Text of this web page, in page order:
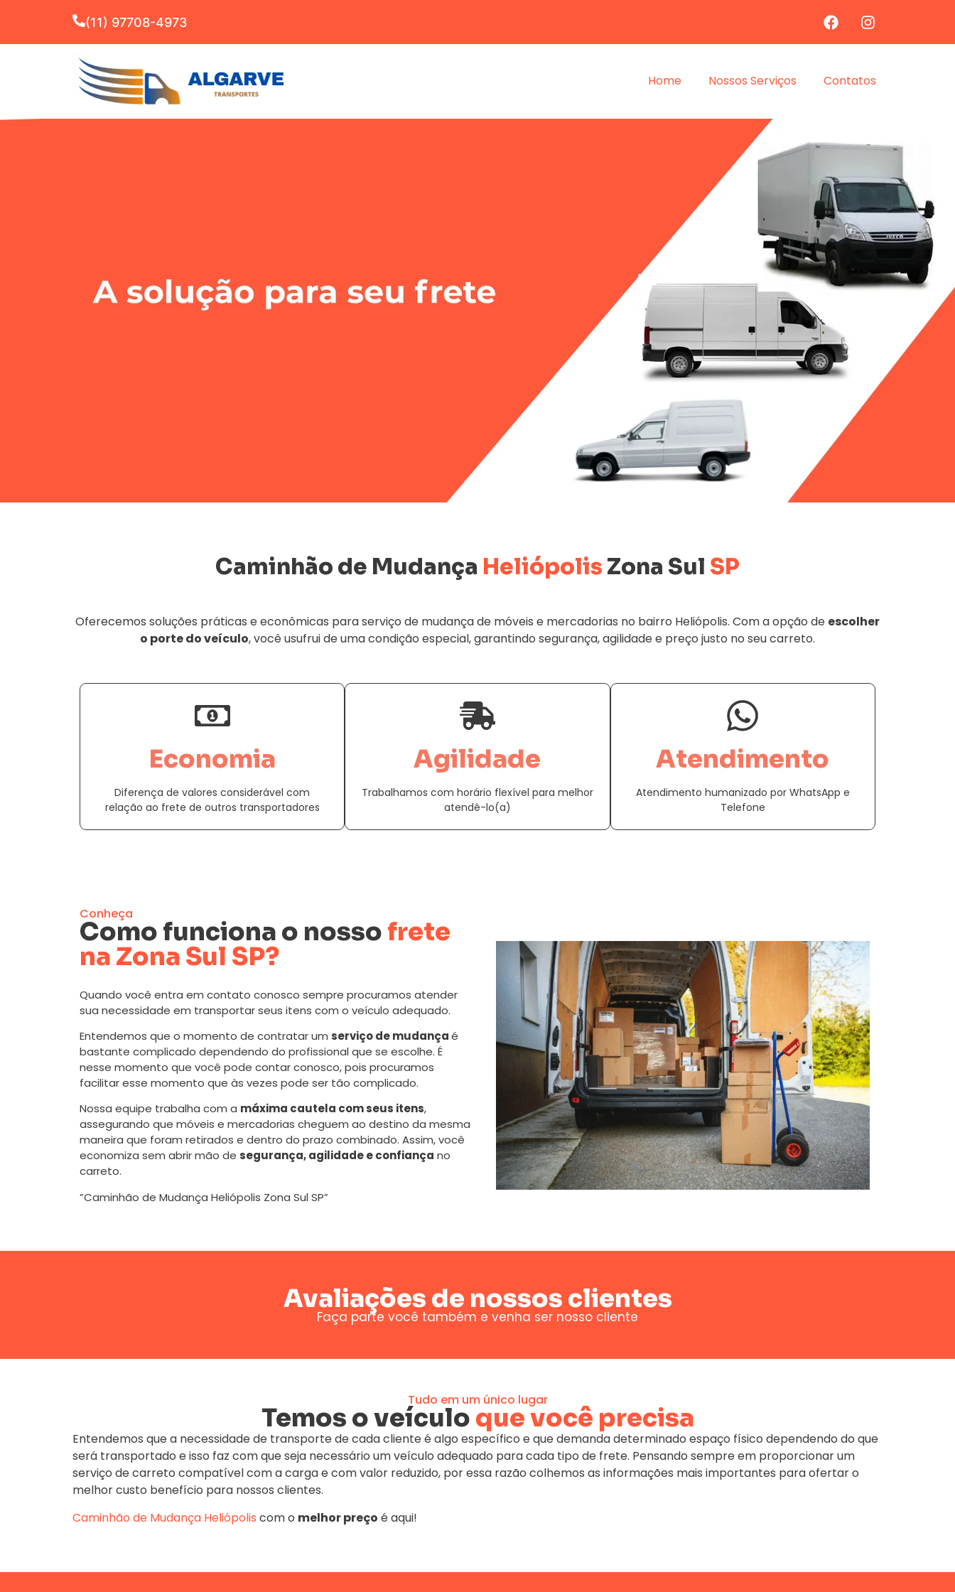
(11) 97708-4973
Home Nossos Serviços Contatos
Caminhão de Mudança Heliópolis Zona Sul SP
Oferecemos soluções práticas e econômicas para serviço de mudança de móveis e mercadorias no bairro Heliópolis. Com a opção de escolher
o porte do veículo, você usufrui de uma condição especial, garantindo segurança, agilidade e preço justo no seu carreto.
Economia
Diferença de valores considerável com
relação ao frete de outros transportadores
Agilidade
Trabalhamos com horário flexível para melhor
atendê-lo(a)
Atendimento
Atendimento humanizado por WhatsApp e
Telefone
Conheça
Como funciona o nosso frete
na Zona Sul SP?
Quando você entra em contato conosco sempre procuramos atender
sua necessidade em transportar seus itens com o veículo adequado.
Entendemos que o momento de contratar um serviço de mudançaé
bastante complicado dependendo do profissional que se escolhe. É
nesse momento que você pode contar conosco, pois procuramos
facilitar esse momento que às vezes pode ser tão complicado.
Nossa equipe trabalha com a máxima cautela com seus itens,
assegurando que móveis e mercadorias cheguem ao destino da mesma
maneira que foram retirados e dentro do prazo combinado. Assim, você
economiza sem abrir mão de segurança, agilidade e confiança no
carreto.
”Caminhão de Mudança Heliópolis Zona Sul SP”
Avaliações de nossos clientes
Faça parte você também e venha ser nosso cliente
Tudo em um único lugar
Temos o veículo que você precisa
Entendemos que a necessidade de transporte de cada cliente é algo específico e que demanda determinado espaço físico dependendo do que
será transportado e isso faz com que seja necessário um veículo adequado para cada tipo de frete. Pensando sempre em proporcionar um
serviço de carreto compatível com a carga e com valor reduzido, por essa razão colhemos as informações mais importantes para ofertar o
melhor custo benefício para nossos clientes.
Caminhão de Mudança Heliópolis com o melhor preço é aqui!